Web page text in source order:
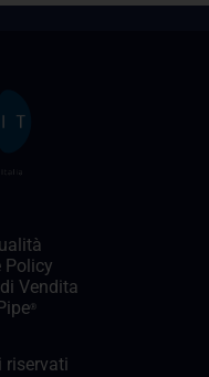
Policy
Vendita
®